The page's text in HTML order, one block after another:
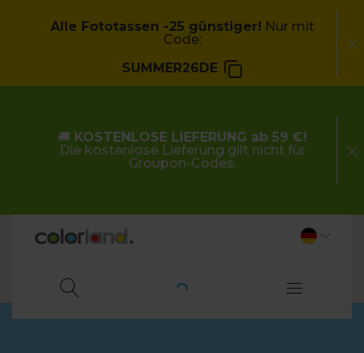
Alle Fototassen -25 günstiger! Nur mit
Code:
SUMMER26DE
🚚 KOSTENLOSE LIEFERUNG ab 59 €!
Die kostenlose Lieferung gilt nicht für
Groupon-Codes.